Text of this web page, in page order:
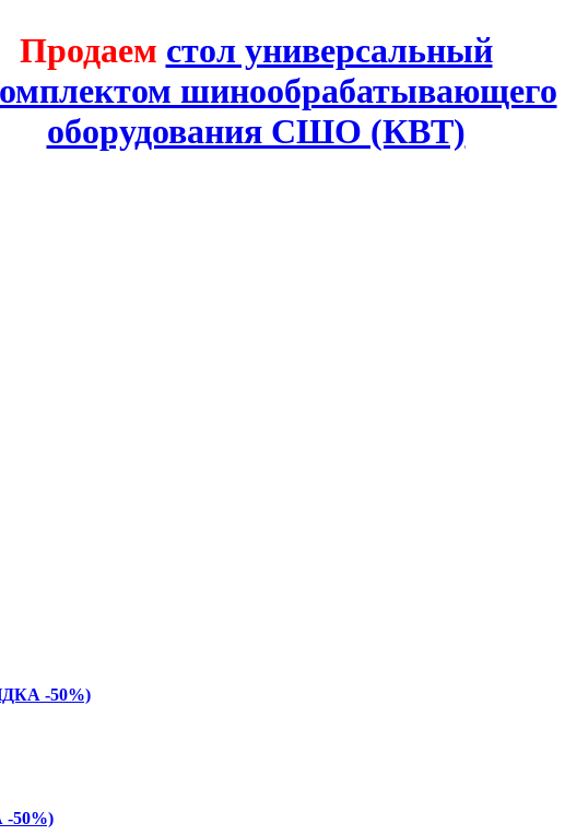
Продаем стол универсальный
шинообрабатывающего
оборудования СШО (КВТ)
-50%)
-50%)